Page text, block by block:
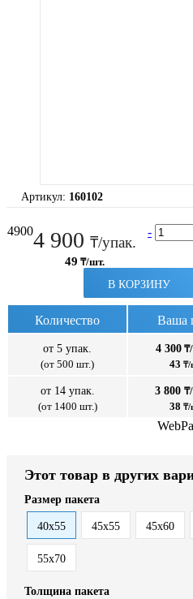
Артикул: 160102
49004 900 ₸/упак.
49 ₸/шт.
-
В КОРЗИНУ
Количество Ваша
от 5 упак.
(от 500 шт.)
4 300₸/
43 ₸/
от 14 упак.
(от 1400 шт.)
3 800
38 ₸/
Этот товар в других
Размер пакета
40x55 45x55 45x60
55x70
Толщина пакета